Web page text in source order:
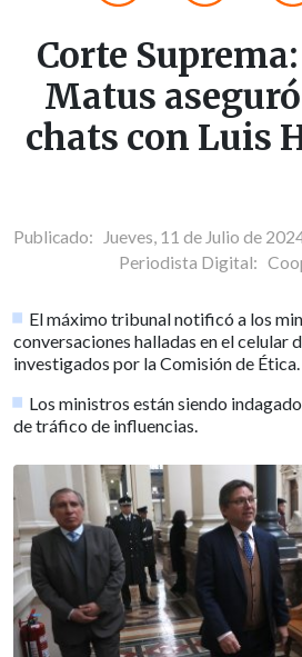
Corte
Matus
chats con Luis
Publicado: Jueves, 11 de Julio de
Periodista Digital:
El máximo tribunal notificó a los
conversaciones halladas en el celular
investigados por la Comisión de Ética.
Los ministros están siendo
de tráfico de influencias.